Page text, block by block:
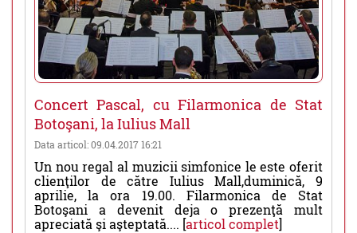
Concert Pascal, cu Filarmonica de Stat
Botoşani, la Iulius Mall
Data articol: 09.04.2017 16:21
Un nou regal al muzicii simfonice le este oferit
clienţilor de către Iulius Mall,duminică, 9
aprilie, la ora 19.00. Filarmonica de Stat
Botoşani a devenit deja o prezenţă mult
apreciată şi aşteptată.... [articol complet]